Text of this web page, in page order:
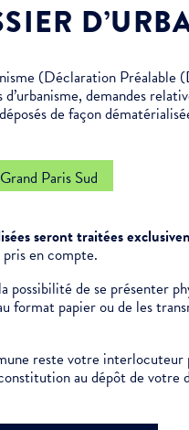
(Déclaration Préalable
demandes
de façon
Paris Sud
seront traitées
en compte.
possibilité de se présenter
format papier ou de les
reste votre
au dépôt de votre